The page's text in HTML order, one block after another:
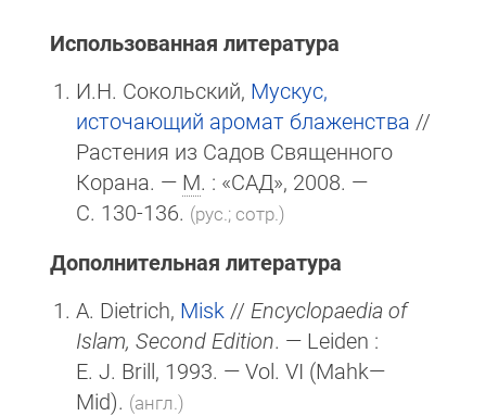
Использованная литература
И.Н. Сокольский, Мускус,
источающий аромат блаженства //
Растения из Садов Священного
Корана. — М. : «САД», 2008. —
С. 130-136. (рус.; сотр.)
Дополнительная литература
A. Dietrich, Misk // Encyclopaedia of
Islam, Second Edition. — Leiden :
E. J. Brill, 1993. — Vol. VI (Mahk—
Mid). (англ.)